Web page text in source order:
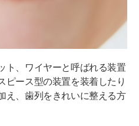
ト、ワイヤーと呼ばれる装置
ピース型の装置を装着したり
え、歯列をきれいに整える方